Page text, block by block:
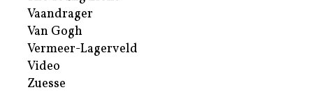
Vaandrager
Van Gogh
Vermeer-Lagerveld
Video
Zuesse